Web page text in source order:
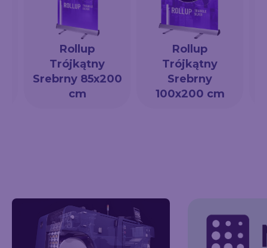
Rollup
Trójkątny
Srebrny 85x200
cm
Rollup
Trójkątny
Srebrny
100x200 cm